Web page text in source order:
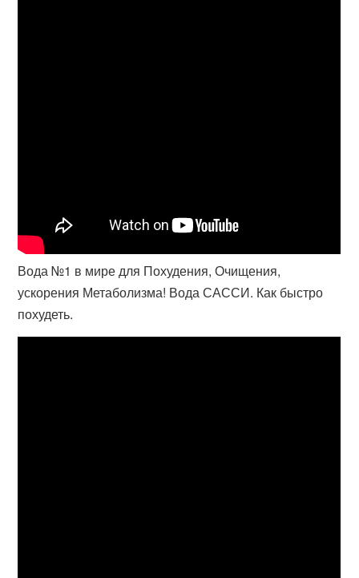
Вода №1 в мире для Похудения, Очищения,
ускорения Метаболизма! Вода САССИ. Как быстро
похудеть.